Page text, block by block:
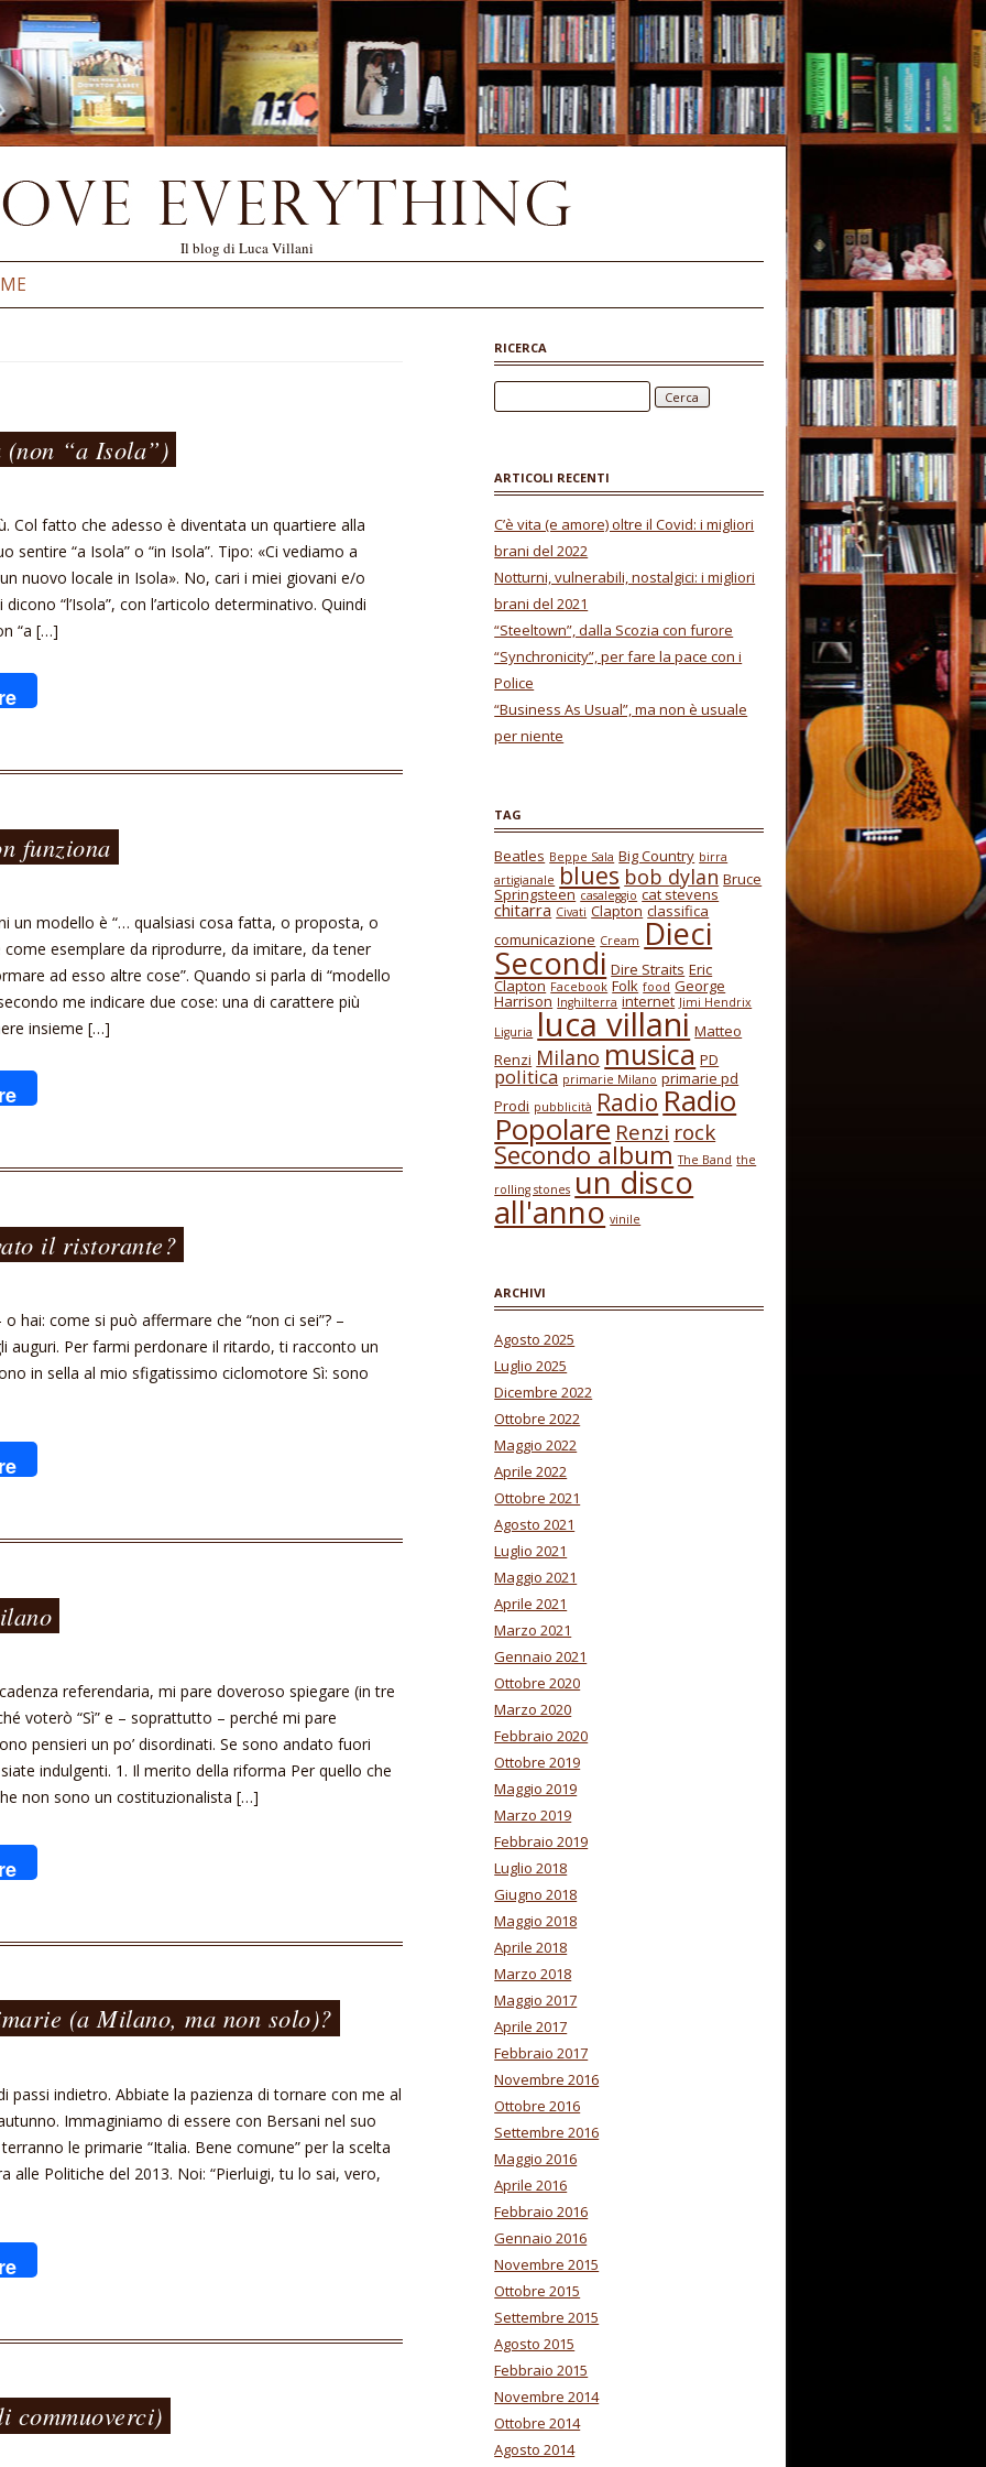
Il blog di Luca Villani
Vai al contenuto
(non “a Isola”)
Col fatto che adesso è diventata un quartiere alla
sentire “a Isola” o “in Isola”. Tipo: «Ci vediamo a
nuovo locale in Isola». No, cari i miei giovani e/o
“l’Isola”, con l’articolo determinativo. Quindi
“a […]
funziona
un modello è “… qualsiasi cosa fatta, o proposta, o
come esemplare da riprodurre, da imitare, da tener
ad esso altre cose”. Quando si parla di “modello
me indicare due cose: una di carattere più
insieme […]
il ristorante?
hai: come si può affermare che “non ci sei”? –
auguri. Per farmi perdonare il ritardo, ti racconto un
in sella al mio sfigatissimo ciclomotore Sì: sono
referendaria, mi pare doveroso spiegare (in tre
voterò “Sì” e – soprattutto – perché mi pare
pensieri un po’ disordinati. Se sono andato fuori
indulgenti. 1. Il merito della riforma Per quello che
non sono un costituzionalista […]
(a Milano, ma non solo)?
passi indietro. Abbiate la pazienza di tornare con me al
Immaginiamo di essere con Bersani nel suo
le primarie “Italia. Bene comune” per la scelta
alle Politiche del 2013. Noi: “Pierluigi, tu lo sai, vero,
commuoverci)
RICERCA
ARTICOLI RECENTI
C’è vita (e amore) oltre il Covid: i migliori
brani del 2022
Notturni, vulnerabili, nostalgici: i migliori
brani del 2021
“Steeltown”, dalla Scozia con furore
“Synchronicity”, per fare la pace con i
Police
“Business As Usual”, ma non è usuale
per niente
TAG
Beatles Beppe Sala Big Country birra
artigianale blues bob dylan Bruce
Springsteen casaleggio cat stevens
chitarra Civati Clapton classifica
comunicazione Cream Dieci
Secondi Dire Straits Eric
Clapton Facebook Folk food George
Harrison Inghilterra internet Jimi Hendrix
Liguria luca villani Matteo
Renzi Milano musica PD
politica primarie Milano primarie pd
Prodi pubblicità RadioRadio
Popolare Renzi rock
Secondo album The Band the
rolling stones un disco
all'anno vinile
ARCHIVI
Agosto 2025
Luglio 2025
Dicembre 2022
Ottobre 2022
Maggio 2022
Aprile 2022
Ottobre 2021
Agosto 2021
Luglio 2021
Maggio 2021
Aprile 2021
Marzo 2021
Gennaio 2021
Ottobre 2020
Marzo 2020
Febbraio 2020
Ottobre 2019
Maggio 2019
Marzo 2019
Febbraio 2019
Luglio 2018
Giugno 2018
Maggio 2018
Aprile 2018
Marzo 2018
Maggio 2017
Aprile 2017
Febbraio 2017
Novembre 2016
Ottobre 2016
Settembre 2016
Maggio 2016
Aprile 2016
Febbraio 2016
Gennaio 2016
Novembre 2015
Ottobre 2015
Settembre 2015
Agosto 2015
Febbraio 2015
Novembre 2014
Ottobre 2014
Agosto 2014